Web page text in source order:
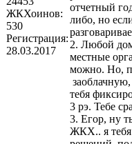
ЖКХоинов:
530
Регистрация:
28.03.2017
отчетный
либо, но
2. Любой
местные
можно. Но,
тебя
3 рэ. Тебе
3. Егор, ну
ЖКХ.. я тебя